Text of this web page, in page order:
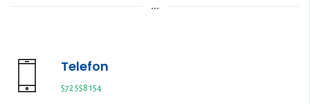
ROŚNIE, A CENY SPADAJĄ!
...
Telefon
572 558 154